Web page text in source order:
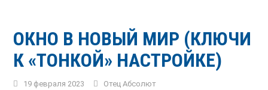
ОКНО В НОВЫЙ МИР (КЛЮЧИ
К «ТОНКОЙ» НАСТРОЙКЕ)
19 февраля 2023 Отец Абсолют